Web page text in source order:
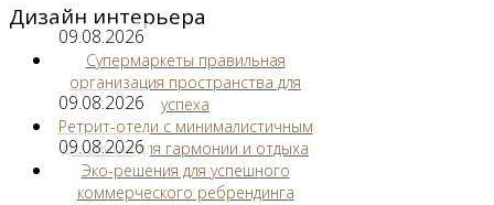
Дизайн интерьера
09.08.2026
Супермаркеты правильная
организация пространства для
успеха
09.08.2026
Ретрит-отели с минималистичным
дизайном для гармонии и отдыха
09.08.2026
Эко-решения для успешного
коммерческого ребрендинга